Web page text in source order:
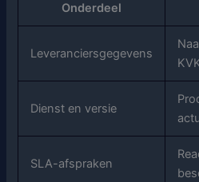
Onderdeel
Leveranciersgegevens
Dienst en versie
SLA-afspraken